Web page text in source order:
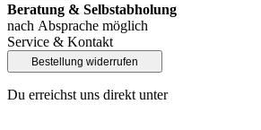
Beratung & Selbstabholung
nach Absprache möglich
Service & Kontakt
Bestellung widerrufen
Du erreichst uns direkt unter